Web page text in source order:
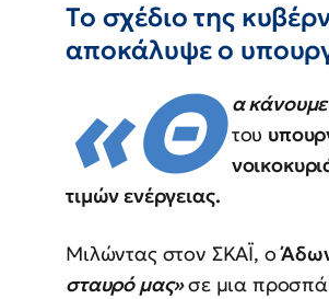
Το σχέδιο της
αποκάλυψε ο
«Θ α
του
τιμών ενέργειας.
Μιλώντας στον ΣΚΑΪ, ο
σταυρό μας»σε μια